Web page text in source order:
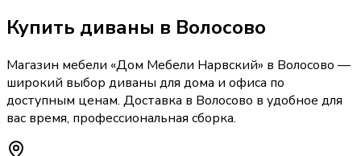
Купить диваны в Волосово
Магазин мебели «Дом Мебели Нарвский» в Волосово —
широкий выбор диваны для дома и офиса по
доступным ценам. Доставка в Волосово в удобное для
вас время, профессиональная сборка.